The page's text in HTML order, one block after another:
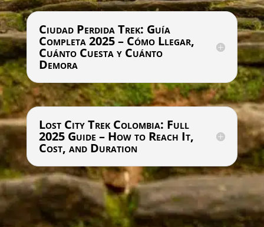
Ciudad Perdida Trek: Guía
Completa 2025 – Cómo Llegar,
Cuánto Cuesta y Cuánto
Demora
Lost City Trek Colombia: Full
2025 Guide – How to Reach It,
Cost, and Duration